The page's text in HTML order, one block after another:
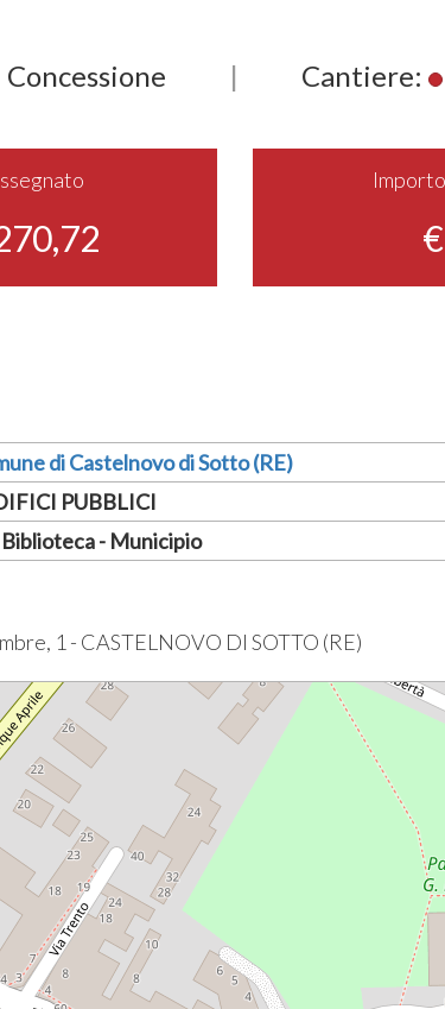
| Cantiere:
di Castelnovo di Sotto (RE)
PUBBLICI
Biblioteca - Municipio
1 - CASTELNOVO DI SOTTO (RE)